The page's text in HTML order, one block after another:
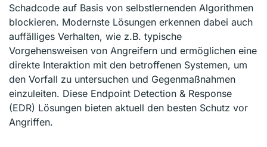
Schadcode auf Basis von selbstlernenden Algorithmen
blockieren. Modernste Lösungen erkennen dabei auch
auffälliges Verhalten, wie z.B. typische
Vorgehensweisen von Angreifern und ermöglichen eine
direkte Interaktion mit den betroffenen Systemen, um
den Vorfall zu untersuchen und Gegenmaßnahmen
einzuleiten. Diese Endpoint Detection & Response
(EDR) Lösungen bieten aktuell den besten Schutz vor
Angriffen.